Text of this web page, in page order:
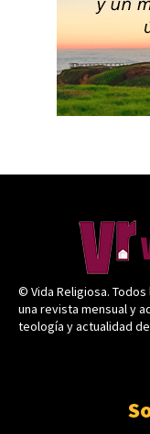
© Vida Religiosa.
una revista mensual y
teología y actualidad